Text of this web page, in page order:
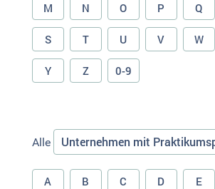
M N O P Q
S T U V W
Y Z 0-9
Alle Unternehmen mit
A B C D E